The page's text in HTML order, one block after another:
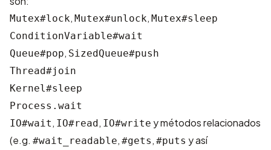
Mutex#lock, Mutex#unlock, Mutex#sleep
ConditionVariable#wait
Queue#pop, SizedQueue#push
Thread#join
Kernel#sleep
Process.wait
IO#wait , IO#read, IO#write y métodos relacionados
(e.g. #wait_readable, #gets , #puts y así